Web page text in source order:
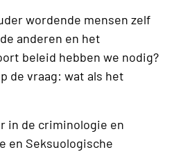
wordende mensen zelf
anderen en het
beleid hebben we nodig?
de vraag: wat als het
in de criminologie en
en Seksuologische